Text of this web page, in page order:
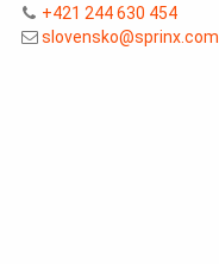
+421 244 630 454
slovensko@sprinx.com